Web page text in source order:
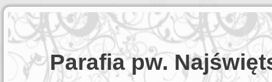
Parafia pw.